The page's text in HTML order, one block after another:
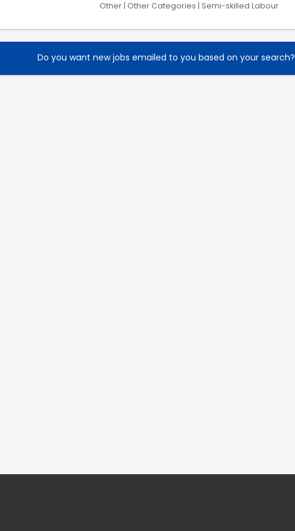
Other | Other Categories | Semi-skilled Labour
Do you want new jobs emailed to you based on your search?